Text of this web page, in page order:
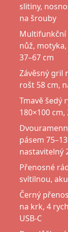
slitiny,
na šrouby
Multifunkční
nůž,
37–67 cm
Závěsný gril
rošt 58 cm,
Tmavě šedý
180×100
pásem
nastavitelný
Přenosné
svítilnou, aku
Černý
na krk, 4
USB-C